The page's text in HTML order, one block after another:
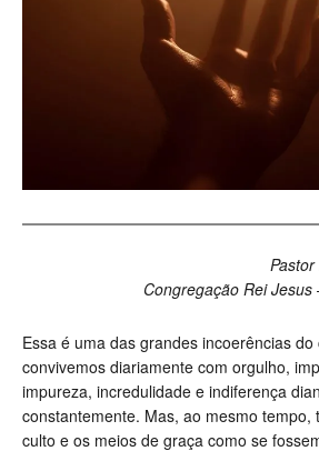
Congregação Rei
Essa é uma das grandes incoerências
convivemos diariamente com orgulho,
impureza, incredulidade e indiferença
constantemente. Mas, ao mesmo tempo,
culto e os meios de graça como se